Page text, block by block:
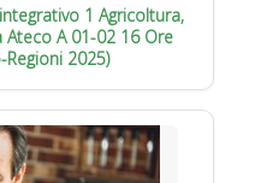
1 Agricoltura,
A 01-02 16 Ore
2025)